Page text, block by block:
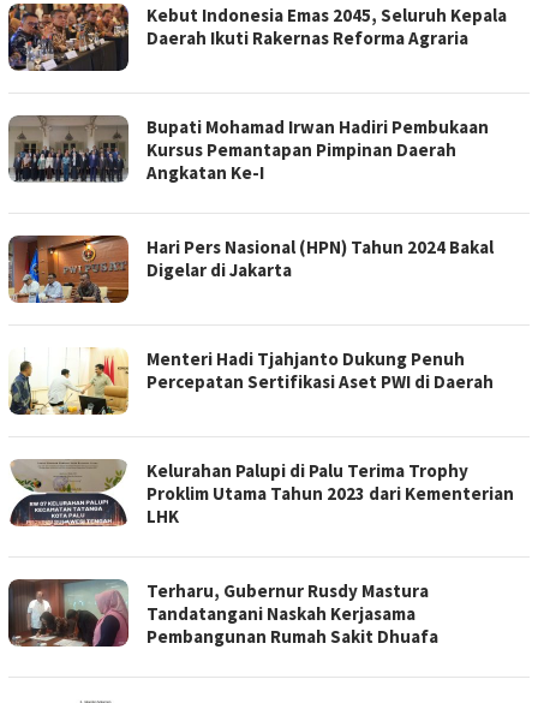
Kebut Indonesia Emas 2045, Seluruh Kepala
Daerah Ikuti Rakernas Reforma Agraria
Bupati Mohamad Irwan Hadiri Pembukaan
Kursus Pemantapan Pimpinan Daerah
Angkatan Ke-I
Hari Pers Nasional (HPN) Tahun 2024 Bakal
Digelar di Jakarta
Menteri Hadi Tjahjanto Dukung Penuh
Percepatan Sertifikasi Aset PWI di Daerah
Kelurahan Palupi di Palu Terima Trophy
Proklim Utama Tahun 2023 dari Kementerian
LHK
Terharu, Gubernur Rusdy Mastura
Tandatangani Naskah Kerjasama
Pembangunan Rumah Sakit Dhuafa